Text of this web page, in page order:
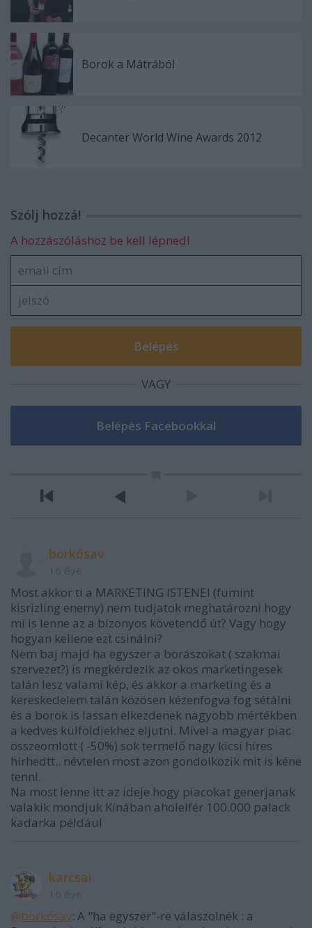
Borok a Mátrából
Decanter World Wine Awards 2012
Szólj hozzá!
A hozzászóláshoz be kell lépned!
VAGY
borkősav
Most akkor ti a MARKETING ISTENEI (fumint
kisrizling enemy) nem tudjatok meghatározni hogy
mi is lenne az a bizonyos követendő út? Vagy hogy
hogyan kellene ezt csinálni?
Nem baj majd ha egyszer a borászokat ( szakmai
szervezet?) is megkérdezik az okos marketingesek
talán lesz valami kép, és akkor a marketing és a
kereskedelem talán közösen kézenfogva fog sétálni
és a borok is lassan elkezdenek nagyobb mértékben
a kedves külföldiekhez eljutni. Mivel a magyar piac
összeomlott ( -50%) sok termelő nagy kicsi híres
hírhedtt.. névtelen most azon gondolkozik mit is kéne
tenni.
Na most lenne itt az ideje hogy piacokat generjanak
valakik mondjuk Kínában aholelfér 100.000 palack
kadarka például
karcsai
@borkősav: A "ha egyszer"-re válaszolnék : a